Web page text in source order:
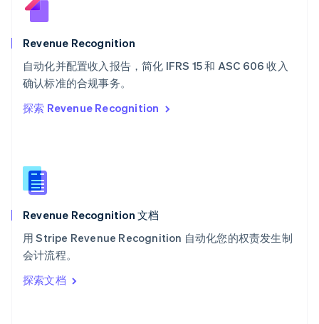
Revenue Recognition
自动化并配置收入报告，简化 IFRS 15 和 ASC 606 收入
确认标准的合规事务。
探索 Revenue Recognition
Revenue Recognition 文档
用 Stripe Revenue Recognition 自动化您的权责发生制
会计流程。
探索文档
English
斯洛文尼亚
Italiano
泰国
ไทยEnglish
English
English
新西兰
匈牙利
意大利
Italiano
印度
English